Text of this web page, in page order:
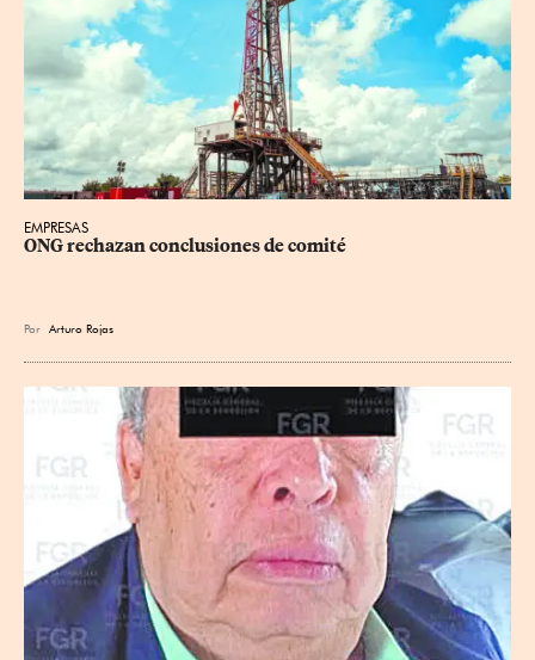
EMPRESAS
ONG rechazan conclusiones de comité
Por Arturo Rojas